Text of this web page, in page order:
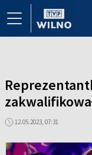
12.05.2023, 07:31